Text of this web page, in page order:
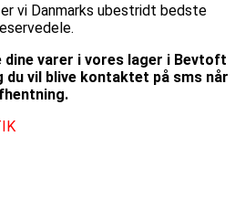
er vi Danmarks ubestridt bedste
varer i vores lager i Bevtoft
du vil blive kontaktet på sms når